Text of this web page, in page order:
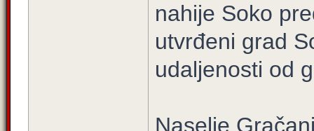
nahije Soko
utvrđeni grad
udaljenosti od
Naselje